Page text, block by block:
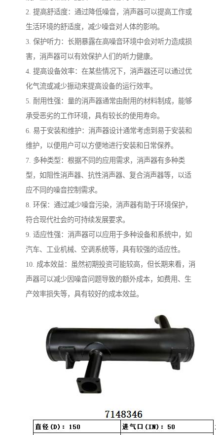
2. 提高舒适度：通过降低噪音，消声器可以提高工作或
生活环境的舒适度，减少噪音对人体的影响。
3. 保护听力：长期暴露在高噪音环境中会对听力造成损
害，消声器可以有效保护人们的听力健康。
4. 提高设备效率：在某些情况下，消声器还可以通过优
化气流或减少振动来提高设备的运行效率。
5. 耐用性强：量的消声器通常由耐用的材料制成，能够
承受恶劣的工作环境，具有较长的使用寿命。
6. 易于安装和维护：消声器设计通常考虑到易于安装和
维护，以便用户可以方便地进行安装和日常保养。
7. 多种类型：根据不同的应用需求，消声器有多种类
型，如阻性消声器、抗性消声器、复合消声器等，以适
应不同的噪音控制需求。
8. 环保：通过减少噪音污染，消声器有助于环境保护，
符合现代社会的可持续发展要求。
9. 适应性强：消声器可以应用于多种设备和系统中，如
汽车、工业机械、空调系统等，具有较强的适应性。
10. 成本效益：虽然初期投资可能较高，但长期来看，消
声器可以减少因噪音问题导致的额外成本，如费用、生
产效率损失等，具有较好的成本效益。